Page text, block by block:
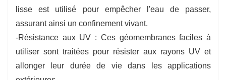
lisse est utilisé pour empêcher l'eau de passer,
assurant ainsi un confinement vivant.
-Résistance aux UV : Ces géomembranes faciles à
utiliser sont traitées pour résister aux rayons UV et
allonger leur durée de vie dans les applications